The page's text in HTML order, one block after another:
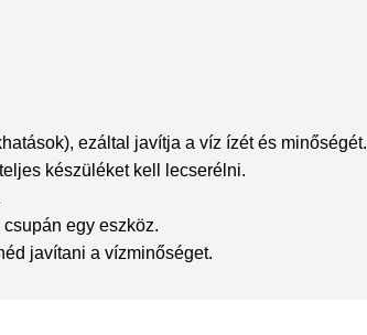
ezáltal javítja a víz ízét és minőségét.
készüléket kell lecserélni.
egy eszköz.
javítani a vízminőséget.